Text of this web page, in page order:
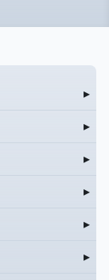
▸
▸
▸
▸
▸
▸